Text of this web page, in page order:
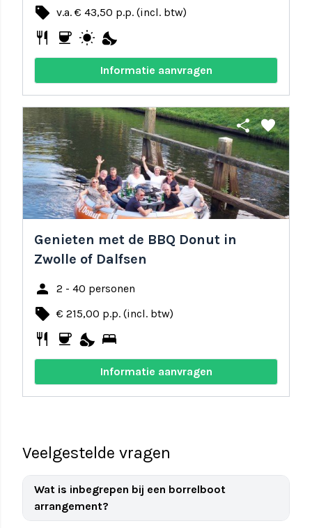
local_offer v.a. € 43,50 p.p. (incl. btw)
restaurant coffee wb_sunny nights_stay
Informatie aanvragen
share favorite
Genieten met de BBQ Donut in
Zwolle of Dalfsen
person 2 - 40 personen
local_offer € 215,00 p.p. (incl. btw)
restaurant coffee nights_stay bed
Informatie aanvragen
Veelgestelde vragen
Wat is inbegrepen bij een borrelboot
arrangement?